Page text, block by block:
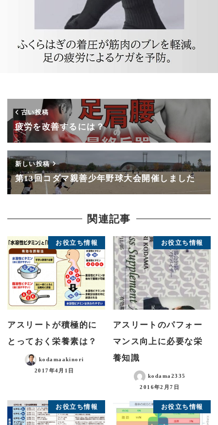
古い投稿
疲労を改善するには？
新しい投稿
第13回コダマ親善少年野球大会開催しました
関連記事
お役立ち情報
アスリートが積極的に
とっておく栄養素は？
kodamaakinori
2017年4月1日
お役立ち情報
アスリートのパフォー
マンス向上に必要な栄
養知識
kodama2335
2016年2月7日
お役立ち情報 お役立ち情報